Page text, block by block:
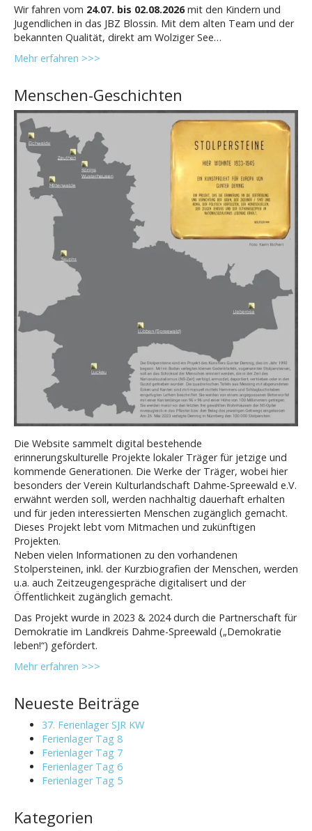
Wir fahren vom 24.07. bis 02.08.2026mit den Kindern und
Jugendlichen in das JBZ Blossin. Mit dem alten Team und der
bekannten Qualität, direkt am Wolziger See…
Mehr erfahren >>>
Menschen-Geschichten
Die Website sammelt digital bestehende
erinnerungskulturelle Projekte lokaler Träger für jetzige und
kommende Generationen. Die Werke der Träger, wobei hier
besonders der Verein Kulturlandschaft Dahme-Spreewald e.V.
erwähnt werden soll, werden nachhaltig dauerhaft erhalten
und für jeden interessierten Menschen zugänglich gemacht.
Dieses Projekt lebt vom Mitmachen und zukünftigen
Projekten.
Neben vielen Informationen zu den vorhandenen
Stolpersteinen, inkl. der Kurzbiografien der Menschen, werden
u.a. auch Zeitzeugengespräche digitalisert und der
Öffentlichkeit zugänglich gemacht.
Das Projekt wurde in 2023 & 2024 durch die Partnerschaft für
Demokratie im Landkreis Dahme-Spreewald („Demokratie
leben!“) gefördert.
Mehr erfahren >>>
Neueste Beiträge
37. Ferienlager SJR KW
Ferienlager Tag 8
Ferienlager Tag 7
Ferienlager Tag 6
Ferienlager Tag 5
Kategorien